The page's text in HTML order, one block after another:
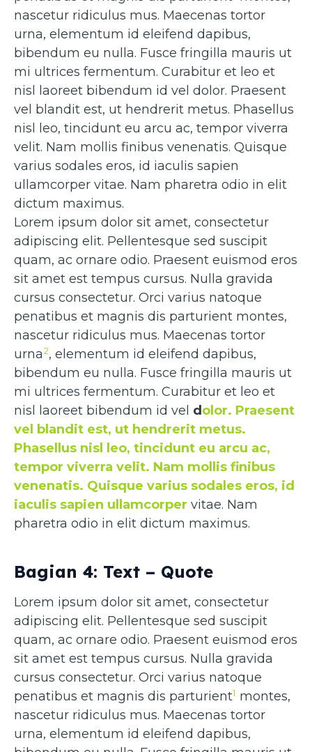
nascetur ridiculus mus. Maecenas tortor
urna, elementum id eleifend dapibus,
bibendum eu nulla. Fusce fringilla mauris ut
mi ultrices fermentum. Curabitur et leo et
nisl laoreet bibendum id vel dolor. Praesent
vel blandit est, ut hendrerit metus. Phasellus
nisl leo, tincidunt eu arcu ac, tempor viverra
velit. Nam mollis finibus venenatis. Quisque
varius sodales eros, id iaculis sapien
ullamcorper vitae. Nam pharetra odio in elit
dictum maximus.
Lorem ipsum dolor sit amet, consectetur
adipiscing elit. Pellentesque sed suscipit
quam, ac ornare odio. Praesent euismod eros
sit amet est tempus cursus. Nulla gravida
cursus consectetur. Orci varius natoque
penatibus et magnis dis parturient montes,
nascetur ridiculus mus. Maecenas tortor
urna2, elementum id eleifend dapibus,
bibendum eu nulla. Fusce fringilla mauris ut
mi ultrices fermentum. Curabitur et leo et
nisl laoreet bibendum id vel dolor. Praesent
vel blandit est, ut hendrerit metus.
Phasellus nisl leo, tincidunt eu arcu ac,
tempor viverra velit. Nam mollis finibus
venenatis. Quisque varius sodales eros, id
iaculis sapien ullamcorper vitae. Nam
pharetra odio in elit dictum maximus.
Bagian 4: Text – Quote
Lorem ipsum dolor sit amet, consectetur
adipiscing elit. Pellentesque sed suscipit
quam, ac ornare odio. Praesent euismod eros
sit amet est tempus cursus. Nulla gravida
cursus consectetur. Orci varius natoque
penatibus et magnis dis parturient1 montes,
nascetur ridiculus mus. Maecenas tortor
urna, elementum id eleifend dapibus,